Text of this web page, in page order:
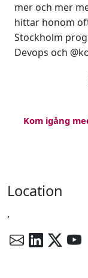
mer och mer
hittar honom
Stockholm
Devops och
Kom igång
Location
,